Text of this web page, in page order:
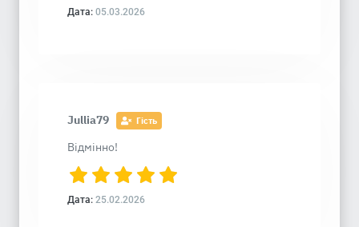
Дата: 05.03.2026
Jullia79 Гість
Відмінно!
Дата: 25.02.2026